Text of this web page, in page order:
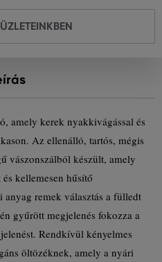
amely kerek nyakkivágással és
Az ellenálló, tartós, mégis
vászonszálból készült, amely
és kellemesen hűsítő
remek választás a fülledt
gyűrött megjelenés fokozza a
Rendkívül kényelmes
öltözéknek, amely a nyári